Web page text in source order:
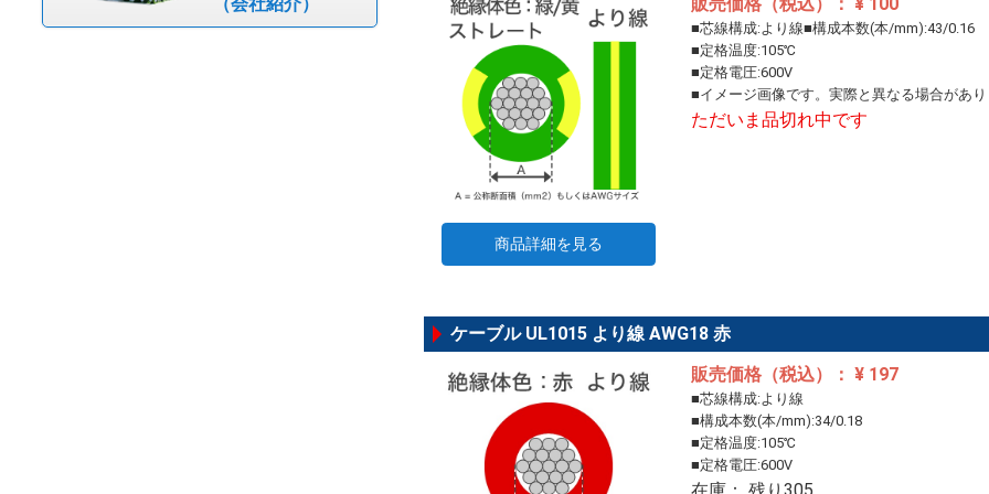
商品詳細を見る
■芯線構成:より線■構成本数(本/mm):43/0.16
■定格温度:105℃
■定格電圧:600V
■イメージ画像です。実際と異なる場合があ
ただいま品切れ中です
ケーブル UL1015 より線 AWG18 赤
販売価格（税込）： ¥ 197
■芯線構成:より線
■構成本数(本/mm):34/0.18
■定格温度:105℃
■定格電圧:600V
在庫： 残り305